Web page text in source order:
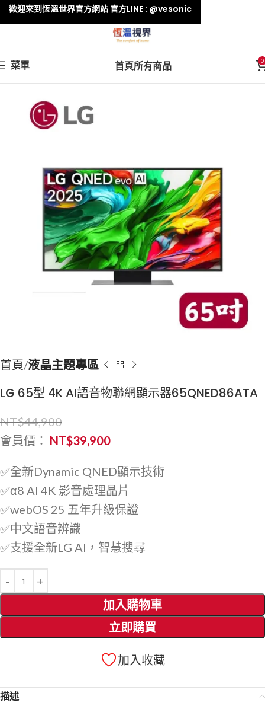
菜單 首頁所有商品 0
首頁 液晶主題專區
LG 65型 4K AI語音物聯網顯示器65QNED86ATA
NT$44,900
會員價： NT$39,900
✅全新Dynamic QNED顯示技術
✅α8 AI 4K 影音處理晶片
✅webOS 25 五年升級保證
✅中文語音辨識
✅支援全新LG AI，智慧搜尋
加入購物車
立即購買
加入收藏
描述
歡迎來到恆溫世界官方網站 官方LINE : @vesonic